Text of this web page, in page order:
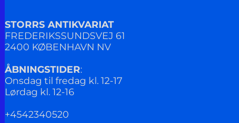
STORRS ANTIKVARIAT
FREDERIKSSUNDSVEJ 61
2400 KØBENHAVN NV
ÅBNINGSTIDER:
Onsdag til fredag kl. 12-17
Lørdag kl. 12-16
+4542340520